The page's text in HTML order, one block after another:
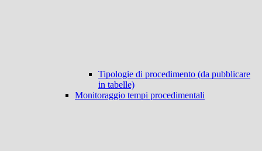
Tipologie di procedimento (da pubblicare
in tabelle)
Monitoraggio tempi procedimentali